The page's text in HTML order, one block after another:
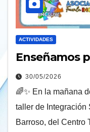
ACTIVIDADES
Enseñamos
30/05/2026
🌈✨ En la mañana
taller de Integración
Barroso, del Centro